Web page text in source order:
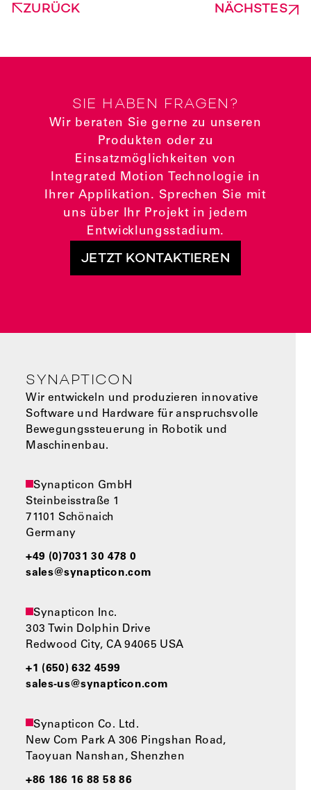
ZURÜCK NÄCHSTES
SIE HABEN FRAGEN?
Wir beraten Sie gerne zu unseren
Produkten oder zu
Einsatzmöglichkeiten von
Integrated Motion Technologie in
Ihrer Applikation. Sprechen Sie mit
uns über Ihr Projekt in jedem
Entwicklungsstadium.
JETZT KONTAKTIEREN
SYNAPTICON
Wir entwickeln und produzieren innovative
Software und Hardware für anspruchsvolle
Bewegungssteuerung in Robotik und
Maschinenbau.
Synapticon GmbH
Steinbeisstraße 1
71101 Schönaich
Germany
+49 (0)7031 30 478 0
sales@synapticon.com
Synapticon Inc.
303 Twin Dolphin Drive
Redwood City, CA 94065 USA
+1 (650) 632 4599
sales-us@synapticon.com
Synapticon Co. Ltd.
New Com Park A 306 Pingshan Road,
Taoyuan Nanshan, Shenzhen
+86 186 16 88 58 86